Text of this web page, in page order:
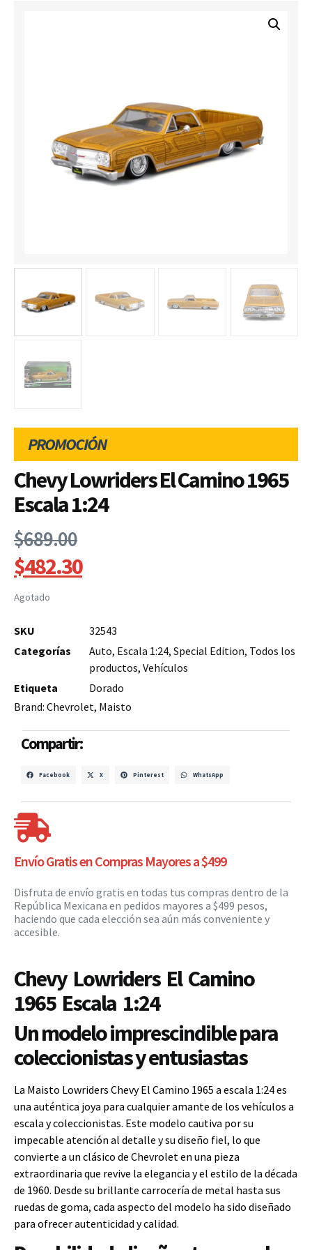
PROMOCIÓN
Chevy Lowriders El Camino 1965
Escala 1:24
$689.00
$482.30
Agotado
SKU
32543
Categorías
Auto, Escala 1:24, Special Edition, Todos los
productos, Vehículos
Etiqueta
Dorado
Brand: Chevrolet, Maisto
Compartir:
Facebook X Pinterest WhatsApp
Envío Gratis en Compras Mayores a $499
Disfruta de envío gratis en todas tus compras dentro de la
República Mexicana en pedidos mayores a $499 pesos,
haciendo que cada elección sea aún más conveniente y
accesible.
Chevy Lowriders El Camino
1965 Escala 1:24
Un modelo imprescindible para
coleccionistas y entusiastas
La Maisto Lowriders Chevy El Camino 1965 a escala 1:24 es
una auténtica joya para cualquier amante de los vehículos a
escala y coleccionistas. Este modelo cautiva por su
impecable atención al detalle y su diseño fiel, lo que
convierte a un clásico de Chevrolet en una pieza
extraordinaria que revive la elegancia y el estilo de la década
de 1960. Desde su brillante carrocería de metal hasta sus
ruedas de goma, cada aspecto del modelo ha sido diseñado
para ofrecer autenticidad y calidad.